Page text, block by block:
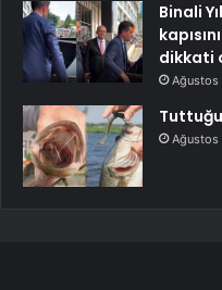
Binali
dikkati
Ağustos
Ağustos